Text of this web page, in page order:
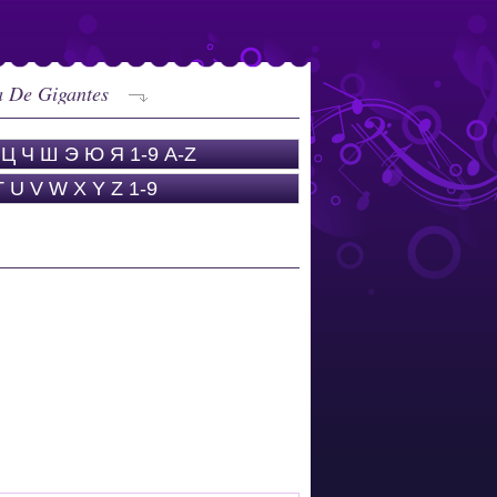
De Gigantes
Ц Ч Ш Э Ю Я 1-9 A-Z
U V W X Y Z 1-9